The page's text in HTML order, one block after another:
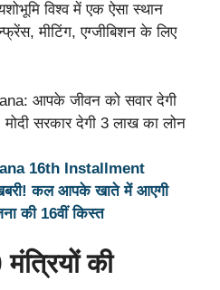
विश्व में एक ऐसा स्थान
मीटिंग, एग्जीबिशन के लिए
16th Installment
कल आपके खाते में आएगी
की 16वीं किस्त
की